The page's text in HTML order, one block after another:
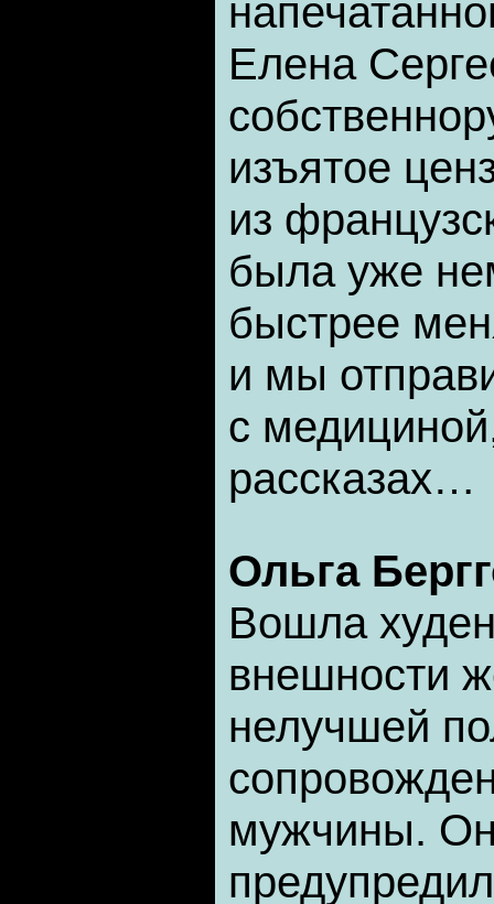
Елена
изъятое
из
была уже
быстрее
и мы
с
рассказах…
Ольга
Вошла
внешности
нелучшей
мужчины. Он